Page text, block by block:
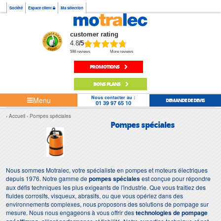
Société Espace client Ma sélection
customer rating
4.8/5
598 reviews More reviews
PROMOTIONS
BONS PLANS
Menu Nous contacter au :
01 39 97 65 10 DEMANDE DE DEVIS
Accueil Pompes spéciales
Pompes spéciales
Nous sommes Motralec, votre spécialiste en pompes et moteurs électriques
depuis 1976. Notre gamme depompes spécialesest conçue pour répondre
aux défis techniques les plus exigeants de l'industrie. Que vous traitiez des
fluides corrosifs, visqueux, abrasifs, ou que vous opériez dans des
environnements complexes, nous proposons des solutions de pompage sur
mesure. Nous nous engageons à vous offrir destechnologies de pompage